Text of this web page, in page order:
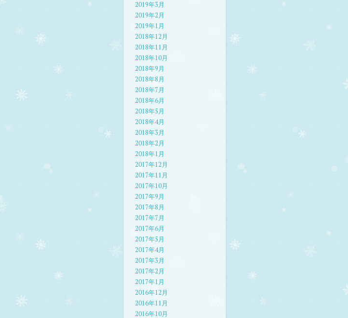
2019年3月
2019年2月
2019年1月
2018年12月
2018年11月
2018年10月
2018年9月
2018年8月
2018年7月
2018年6月
2018年5月
2018年4月
2018年3月
2018年2月
2018年1月
2017年12月
2017年11月
2017年10月
2017年9月
2017年8月
2017年7月
2017年6月
2017年5月
2017年4月
2017年3月
2017年2月
2017年1月
2016年12月
2016年11月
2016年10月